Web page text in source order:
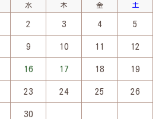
水 木 金 土
2 3 4 5
9 10 11 12
16 17 18 19
23 24 25 26
30